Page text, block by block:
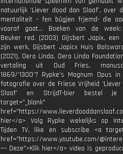
natuurlijk ‘Liever dood dan Slaaf’, over
mentaliteit - fen bûgjen frjemd- die
vooraf gaat... Boeken van de week:
Beuker red. (2003) Gijsbert Japix, een
zijn werk, Gijsbert Japicx Huis
(2021), Oera Linda, Oera Linda
vertaling uit Oud Fries,
1869/‘1300’? Rypke’s Magnum Opus
fotografie over de Friese Vrijheid
Slaaf’ en StrijdT-bier bestel
target="_blank"
href="https://
hier</a> Volg Rypke wekelijks op
Tijden TV, like en subscribe <a
href="https://www.youtube.com/
--- Deze">Klik hier</a> video is